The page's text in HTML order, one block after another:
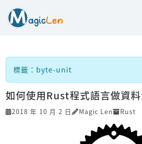
標籤：byte-unit
如何使用Rust程式語言做資
2018 年 10 月 2 日 Magic Len Rust